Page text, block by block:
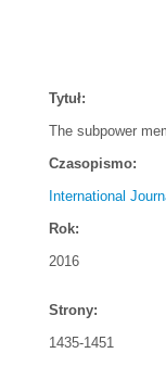
Tytuł:
The subpower
Czasopismo:
International
Rok:
2016
Strony:
1435-1451